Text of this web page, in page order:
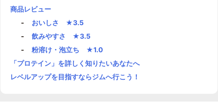
商品レビュー
おいしさ ★3.5
飲みやすさ ★3.5
粉溶け・泡立ち ★1.0
「プロテイン」を詳しく知りたいあなたへ
レベルアップを目指すならジムへ行こう！